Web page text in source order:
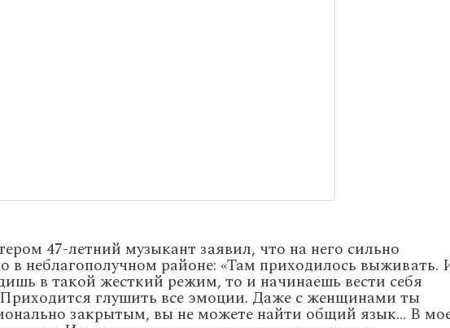
47-летний музыкант заявил, что на него сильно
в неблагополучном районе: «Там приходилось выживать.
в такой жесткий режим, то и начинаешь вести себя
Приходится глушить все эмоции. Даже с женщинами ты
закрытым, вы не можете найти общий язык... В